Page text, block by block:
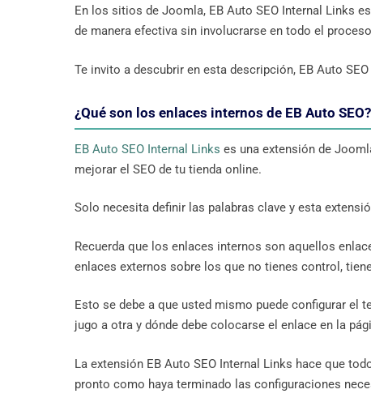
En los sitios de Joomla, EB Auto SEO Internal Links
de manera efectiva sin involucrarse en todo el
Te invito a descubrir en esta descripción, EB Auto
¿Qué son los enlaces internos de EB Auto SEO?
EB Auto SEO Internal Links es una extensión de
mejorar el SEO de tu tienda online.
Solo necesita definir las palabras clave y esta
Recuerda que los enlaces internos son aquellos
enlaces externos sobre los que no tienes control,
Esto se debe a que usted mismo puede configurar el
jugo a otra y dónde debe colocarse el enlace en la
La extensión EB Auto SEO Internal Links hace que
pronto como haya terminado las configuraciones